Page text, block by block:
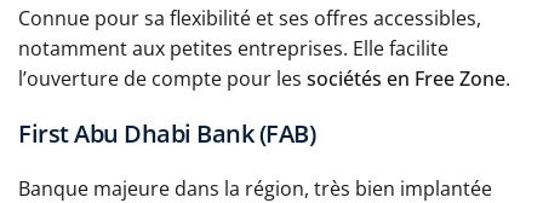
Connue pour sa flexibilité et ses offres accessibles,
notamment aux petites entreprises. Elle facilite
l’ouverture de compte pour les sociétés en Free Zone.
First Abu Dhabi Bank (FAB)
Banque majeure dans la région, très bien implantée